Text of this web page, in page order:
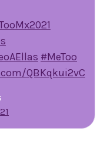
#MeToo
QBKqkui2vC